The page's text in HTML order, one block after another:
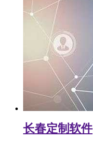
长春定制软件